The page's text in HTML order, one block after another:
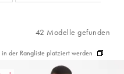
42 Modelle gefunden
der Rangliste platziert werden